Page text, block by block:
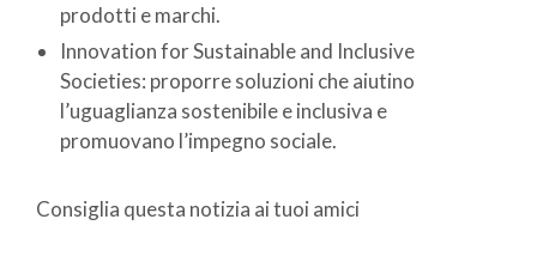
prodotti e marchi.
Innovation for Sustainable and Inclusive
Societies: proporre soluzioni che aiutino
l’uguaglianza sostenibile e inclusiva e
promuovano l’impegno sociale.
Consiglia questa notizia ai tuoi amici